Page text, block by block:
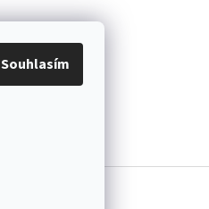
Souhlasím